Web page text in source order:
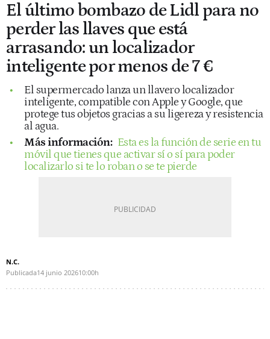
El último bombazo de Lidl para no
perder las llaves que está
arrasando: un localizador
inteligente por menos de 7 €
El supermercado lanza un llavero localizador
inteligente, compatible con Apple y Google, que
protege tus objetos gracias a su ligereza y resistencia
al agua.
Más información: Esta es la función de serie en tu
móvil que tienes que activar sí o sí para poder
localizarlo si te lo roban o se te pierde
N.C.
Publicada14 junio 202610:00h